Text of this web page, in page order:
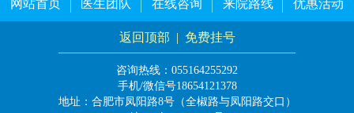
网站首页 医生团队 在线咨询 来院路线 优惠活动
返回顶部 | 免费挂号
咨询热线：055164255292
手机/微信号18654121378
地址：合肥市凤阳路8号（全椒路与凤阳路交口）